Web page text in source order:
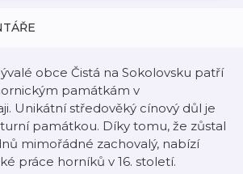
obce Čistá na Sokolovsku patří
památkám v
Unikátní středověký cínový důl je
památkou. Díky tomu, že zůstal
mimořádné zachovalý, nabízí
práce horníků v 16. století.